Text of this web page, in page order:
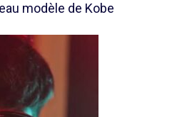
modèle de Kobe